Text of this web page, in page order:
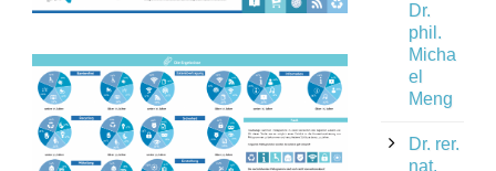
Dr.
phil.
Micha
el
Meng
Dr. rer.
nat.